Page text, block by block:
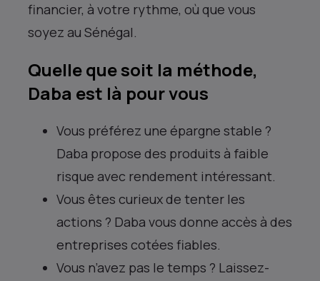
financier, à votre rythme, où que vous
soyez au Sénégal.
Quelle que soit la méthode,
Daba est là pour vous
Vous préférez une épargne stable ?
Daba propose des produits à faible
risque avec rendement intéressant.
Vous êtes curieux de tenter les
actions ? Daba vous donne accès à des
entreprises cotées fiables.
Vous n’avez pas le temps ? Laissez-